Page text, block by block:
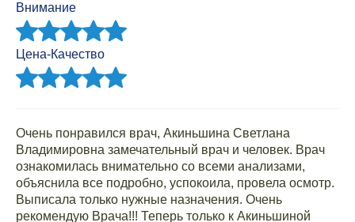
Внимание
Цена-Качество
Очень понравился врач, Акиньшина Светлана
Владимировна замечательный врач и человек. Врач
ознакомилась внимательно со всеми анализами,
объяснила все подробно, успокоила, провела осмотр.
Выписала только нужные назначения. Очень
рекомендую Врача!!! Теперь только к Акиньшиной